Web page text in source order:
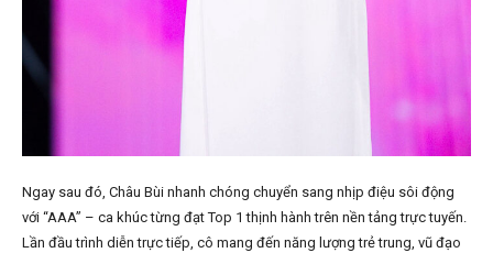
Ngay sau đó, Châu Bùi nhanh chóng chuyển sang nhịp điệu sôi động
với “AAA” – ca khúc từng đạt Top 1 thịnh hành trên nền tảng trực tuyến.
Lần đầu trình diễn trực tiếp, cô mang đến năng lượng trẻ trung, vũ đạo